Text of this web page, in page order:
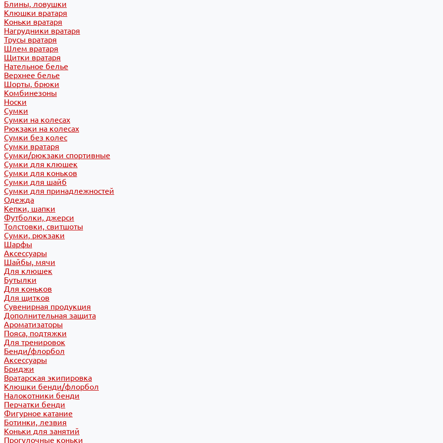
Блины, ловушки
Клюшки вратаря
Коньки вратаря
Нагрудники вратаря
Трусы вратаря
Шлем вратаря
Щитки вратаря
Нательное белье
Верхнее белье
Шорты, брюки
Комбинезоны
Носки
Сумки
Сумки на колесах
Рюкзаки на колесах
Сумки без колес
Сумки вратаря
Сумки/рюкзаки спортивные
Сумки для клюшек
Сумки для коньков
Сумки для шайб
Сумки для принадлежностей
Одежда
Кепки, шапки
Футболки, джерси
Толстовки, свитшоты
Сумки, рюкзаки
Шарфы
Аксессуары
Шайбы, мячи
Для клюшек
Бутылки
Для коньков
Для щитков
Сувенирная продукция
Дополнительная защита
Ароматизаторы
Пояса, подтяжки
Для тренировок
Бенди/флорбол
Аксессуары
Бриджи
Вратарская экипировка
Клюшки бенди/флорбол
Налокотники бенди
Перчатки бенди
Фигурное катание
Ботинки, лезвия
Коньки для занятий
Прогулочные коньки